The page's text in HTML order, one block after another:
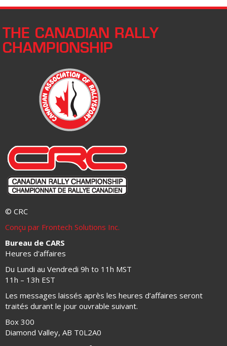
THE CANADIAN RALLY
CHAMPIONSHIP
© CRC
Conçu par Frontech Solutions Inc.
Bureau de CARS
Heures d'affaires
Du Lundi au Vendredi 9h to 11h MST
11h – 13h EST
Les messages laissés après les heures d’affaires seront
traités durant le jour ouvrable suivant.
Box 300
Diamond Valley, AB T0L2A0